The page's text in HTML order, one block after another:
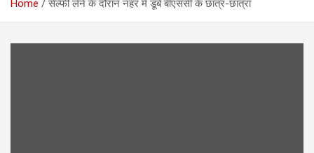
Home सेल्फी लेने के दौरान नहर में डूबे बीएससी के छात्र-छात्रा